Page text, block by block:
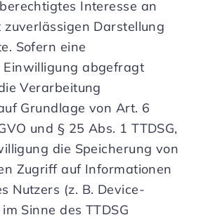
Interesse an
Darstellung
Sofern eine
Einwilligung abgefragt
Verarbeitung
Grundlage von Art. 6
und § 25 Abs. 1 TTDSG,
die Speicherung von
Zugriff auf Informationen
Nutzers (z. B. Device-
Sinne des TTDSG